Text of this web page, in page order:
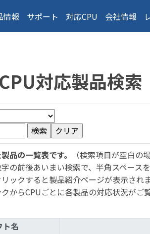
情報 サポート 対応CPU 会社情報
対応製品検索
品の一覧表です。
（検索項目が空白の
の前後あいまい検索で、半角スペース
ックすると製品紹介ページが表示されま
からCPUごとに各製品の対応状況がご
名